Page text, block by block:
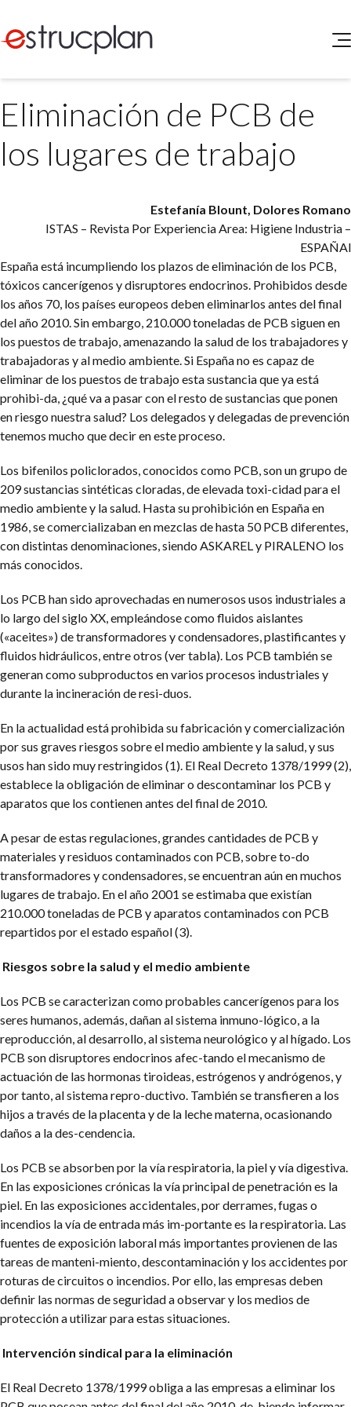
SERVICIOS
Medio Ambiente
INGRESAR
Buscador de Legislación
Matriz Profesional
Eliminación de PCB de
los lugares de trabajo
Estefanía Blount, Dolores Romano
ISTAS – Revista Por ExperienciaArea: Higiene Industria –
ESPAÑAl
España está incumpliendo los plazos de eliminación de los PCB,
tóxicos cancerígenos y disruptores endocrinos. Prohibidos desde
los años 70, los países europeos deben eliminarlos antes del final
del año 2010. Sin embargo, 210.000 toneladas de PCB siguen en
los puestos de trabajo, amenazando la salud de los trabajadores y
trabajadoras y al medio ambiente. Si España no es capaz de
eliminar de los puestos de trabajo esta sustancia que ya está
prohibi-da, ¿qué va a pasar con el resto de sustancias que ponen
en riesgo nuestra salud? Los delegados y delegadas de prevención
tenemos mucho que decir en este proceso.
Los bifenilos policlorados, conocidos como PCB, son un grupo de
209 sustancias sintéticas cloradas, de elevada toxi-cidad para el
medio ambiente y la salud. Hasta su prohibición en España en
1986, se comercializaban en mezclas de hasta 50 PCB diferentes,
con distintas denominaciones, siendo ASKAREL y PIRALENO los
más conocidos.
Los PCB han sido aprovechadas en numerosos usos industriales a
lo largo del siglo XX, empleándose como fluidos aislantes
(«aceites») de transformadores y condensadores, plastificantes y
fluidos hidráulicos, entre otros (ver tabla). Los PCB también se
generan como subproductos en varios procesos industriales y
durante la incineración de resi-duos.
En la actualidad está prohibida su fabricación y comercialización
por sus graves riesgos sobre el medio ambiente y la salud, y sus
usos han sido muy restringidos (1). El Real Decreto 1378/1999 (2),
establece la obligación de eliminar o descontaminar los PCB y
aparatos que los contienen antes del final de 2010.
A pesar de estas regulaciones, grandes cantidades de PCB y
materiales y residuos contaminados con PCB, sobre to-do
transformadores y condensadores, se encuentran aún en muchos
lugares de trabajo. En el año 2001 se estimaba que existían
210.000 toneladas de PCB y aparatos contaminados con PCB
repartidos por el estado español (3).
Riesgos sobre la salud y el medio ambiente
Los PCB se caracterizan como probables cancerígenos para los
seres humanos, además, dañan al sistema inmuno-lógico, a la
reproducción, al desarrollo, al sistema neurológico y al hígado. Los
PCB son disruptores endocrinos afec-tando el mecanismo de
actuación de las hormonas tiroideas, estrógenos y andrógenos, y
por tanto, al sistema repro-ductivo. También se transfieren a los
hijos a través de la placenta y de la leche materna, ocasionando
daños a la des-cendencia.
Los PCB se absorben por la vía respiratoria, la piel y vía digestiva.
En las exposiciones crónicas la vía principal de penetración es la
piel. En las exposiciones accidentales, por derrames, fugas o
incendios la vía de entrada más im-portante es la respiratoria. Las
fuentes de exposición laboral más importantes provienen de las
tareas de manteni-miento, descontaminación y los accidentes por
roturas de circuitos o incendios. Por ello, las empresas deben
definir las normas de seguridad a observar y los medios de
protección a utilizar para estas situaciones.
Intervención sindical para la eliminación
El Real Decreto 1378/1999 obliga a las empresas a eliminar los